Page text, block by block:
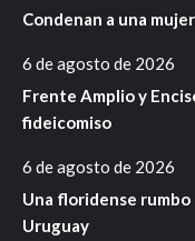
Condenan a una
6 de agosto de 2026
Frente Amplio y
fideicomiso
6 de agosto de 2026
Una floridense
Uruguay